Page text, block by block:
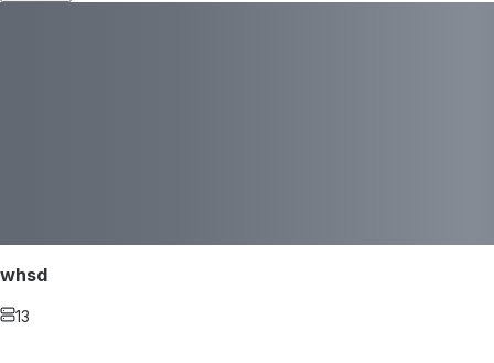
whsd
13